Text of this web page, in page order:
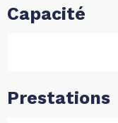
Capacité
Prestations